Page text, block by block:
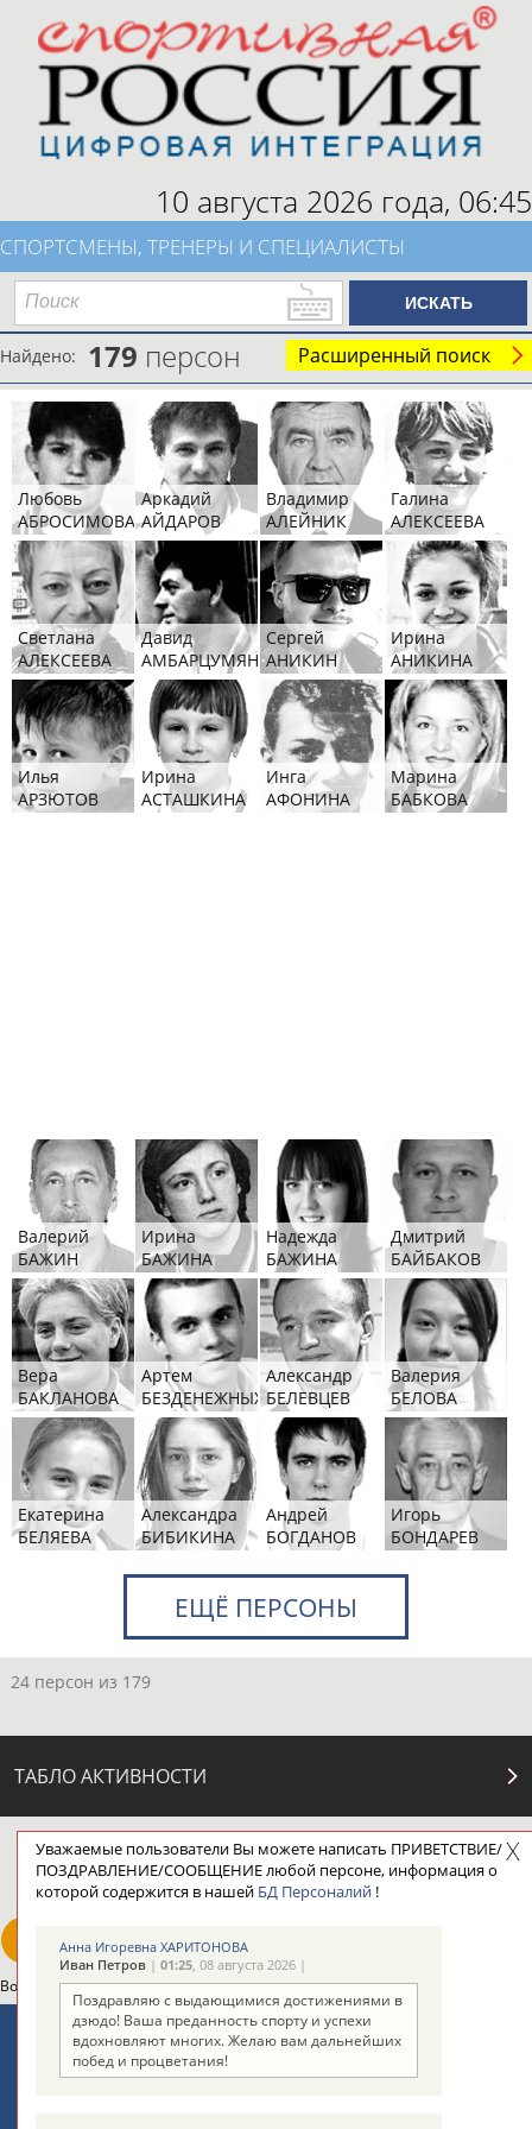
10 августа 2026 года, 06:45
СПОРТСМЕНЫ, ТРЕНЕРЫ И СПЕЦИАЛИСТЫ
Найдено: 179 персон Расширенный поиск
Любовь
АБРОСИМОВА
Аркадий
АЙДАРОВ
Владимир
АЛЕЙНИК
Галина
АЛЕКСЕЕВА
Светлана
АЛЕКСЕЕВА
Давид
АМБАРЦУМЯН
Сергей
АНИКИН
Ирина
АНИКИНА
Илья
АРЗЮТОВ
Ирина
АСТАШКИНА
Инга
АФОНИНА
Марина
БАБКОВА
Валерий
БАЖИН
Ирина
БАЖИНА
Надежда
БАЖИНА
Дмитрий
БАЙБАКОВ
Вера
БАКЛАНОВА
Артем
БЕЗДЕНЕЖНЫХ
Александр
БЕЛЕВЦЕВ
Валерия
БЕЛОВА
Екатерина
БЕЛЯЕВА
Александра
БИБИКИНА
Андрей
БОГДАНОВ
Игорь
БОНДАРЕВ
24 персон из 179
ЕЩЁ ПЕРСОНЫ
ТАБЛО АКТИВНОСТИ
ЦЕЛИ ПРОЕКТА КОНТАКТЫ НАШИ КНОПКИ РЕКЛАМА
Вопросы сотрудничества и совместной деятельностиinform@infosport.ru
Адресов в новостной рассылке: 997
Подпишись
Уважаемые пользователи Вы можете написать ПРИВЕТСТВИЕ/
ПОЗДРАВЛЕНИЕ/СООБЩЕНИЕ любой персоне, информация о
которой содержится в нашей БД Персоналий!
Анна Игоревна ХАРИТОНОВА
Иван Петров| 01:25, 08 августа 2026 |
Поздравляю с выдающимися достижениями в
дзюдо! Ваша преданность спорту и успехи
вдохновляют многих. Желаю вам дальнейших
побед и процветания!